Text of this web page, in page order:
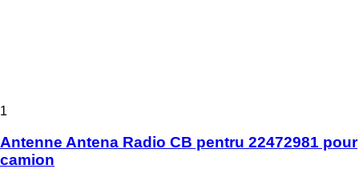
1
Antenne Antena Radio CB pentru 22472981 pour
camion